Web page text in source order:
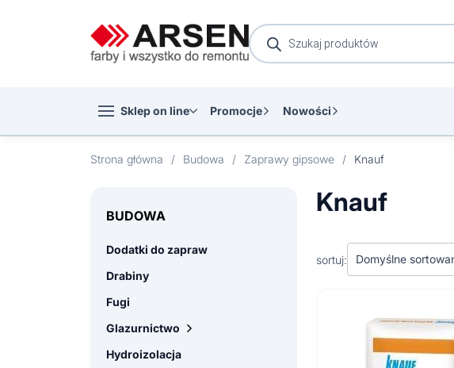
Wyszukiwarka
produktów
Sklep on line Promocje Nowości
Strona główna / Budowa / Zaprawy gipsowe / Knauf
BUDOWA
Dodatki do zapraw
Drabiny
Fugi
Glazurnictwo
Przyssawki
Hydroizolacja
Knauf
sortuj: